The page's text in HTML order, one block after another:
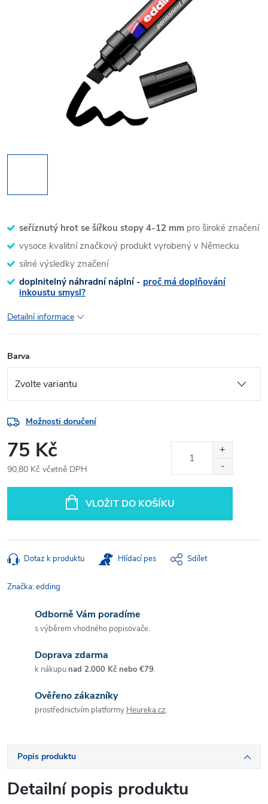
seříznutý hrot se šířkou stopy 4-12 mm pro široké značení
vysoce kvalitní značkový produkt vyrobený v Německu
silné výsledky značení
doplnitelný náhradní náplní - proč má doplňování
inkoustu smysl?
Detailní informace
Barva
Možnosti doručení
75 Kč
90,80 Kč včetně DPH
VLOŽIT DO KOŠÍKU
Dotaz k produktu Hlídací pes Sdílet
Značka:edding
Odborně Vám poradíme
s výběrem vhodného popisovače.
Doprava zdarma
k nákupunad 2.000 Kč nebo €79.
Ověřeno zákazníky
prostřednictvím platformy Heureka.cz.
Popis produktu
Detailní popis produktu